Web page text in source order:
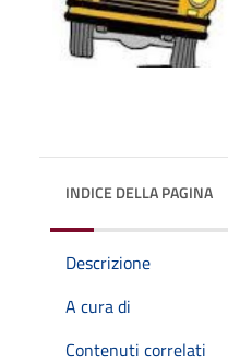
INDICE DELLA PAGINA
Descrizione
A cura di
Contenuti correlati